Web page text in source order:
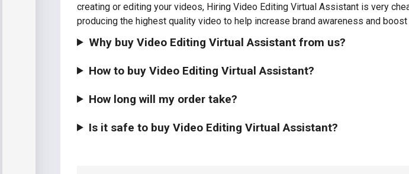
creating or editing your videos, Hiring Video Editing Virtual Assistant is very
producing the highest quality video to help increase brand awareness and boost
Why buy Video Editing Virtual Assistant from us?
How to buy Video Editing Virtual Assistant?
How long will my order take?
Is it safe to buy Video Editing Virtual Assistant?